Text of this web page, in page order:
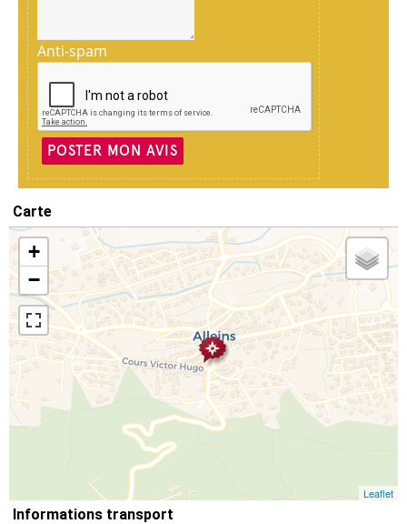
Anti-spam
POSTER MON AVIS
Carte
+
−
Leaflet
Informations transport